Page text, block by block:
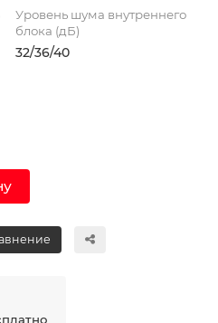
Уровень шума внутреннего
блока (дБ)
32/36/40